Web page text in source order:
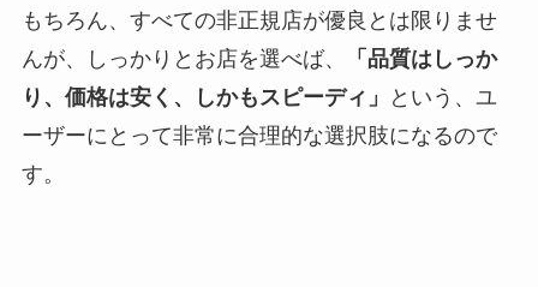
もちろん、すべての非正規店が優良とは限りませ
んが、しっかりとお店を選べば、
「品質はしっか
り、価格は安く、しかもスピーディ」
という、ユ
ーザーにとって非常に合理的な選択肢になるので
す。